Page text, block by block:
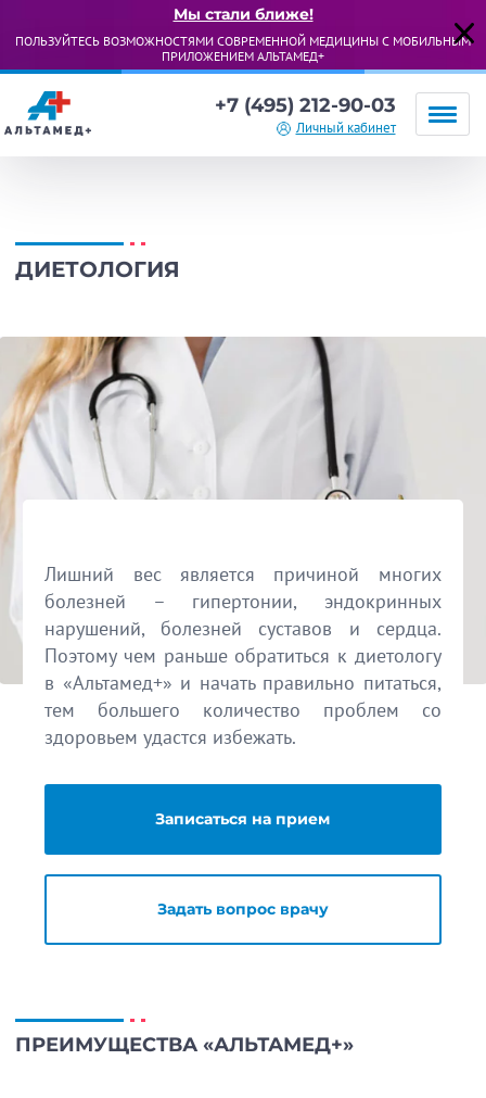
Мы стали ближе!
ПОЛЬЗУЙТЕСЬ ВОЗМОЖНОСТЯМИ СОВРЕМЕННОЙ МЕДИЦИНЫ С МОБИЛЬНЫМ
ПРИЛОЖЕНИЕМ АЛЬТАМЕД+
+7 (495) 212-90-03
Личный кабинет
ДИЕТОЛОГИЯ
Лишний вес является причиной многих
болезней – гипертонии, эндокринных
нарушений, болезней суставов и сердца.
Поэтому чем раньше обратиться к диетологу
в «Альтамед+» и начать правильно питаться,
тем большего количество проблем со
здоровьем удастся избежать.
Записаться на прием
Задать вопрос врачу
ПРЕИМУЩЕСТВА «АЛЬТАМЕД+»